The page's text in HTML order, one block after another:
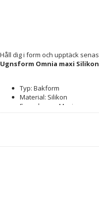
Ugnsform Omnia maxi Silikon
Typ: Bakform
Material: Silikon
Egenskaper: Maxi